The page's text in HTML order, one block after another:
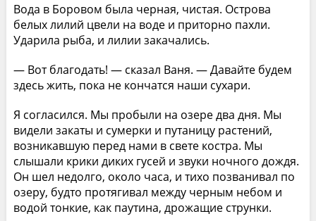
Вода в Боровом была черная, чистая. Острова
белых лилий цвели на воде и приторно пахли.
Ударила рыба, и лилии закачались.
— Вот благодать! — сказал Ваня. — Давайте будем
здесь жить, пока не кончатся наши сухари.
Я согласился. Мы пробыли на озере два дня. Мы
видели закаты и сумерки и путаницу растений,
возникавшую перед нами в свете костра. Мы
слышали крики диких гусей и звуки ночного дождя.
Он шел недолго, около часа, и тихо позванивал по
озеру, будто протягивал между черным небом и
водой тонкие, как паутина, дрожащие струнки.